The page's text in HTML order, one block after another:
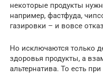
некоторые продукты
например, фастфуда,
газировки – и вовсе
Но исключаются только
здоровья продукты, а
альтернатива. То есть